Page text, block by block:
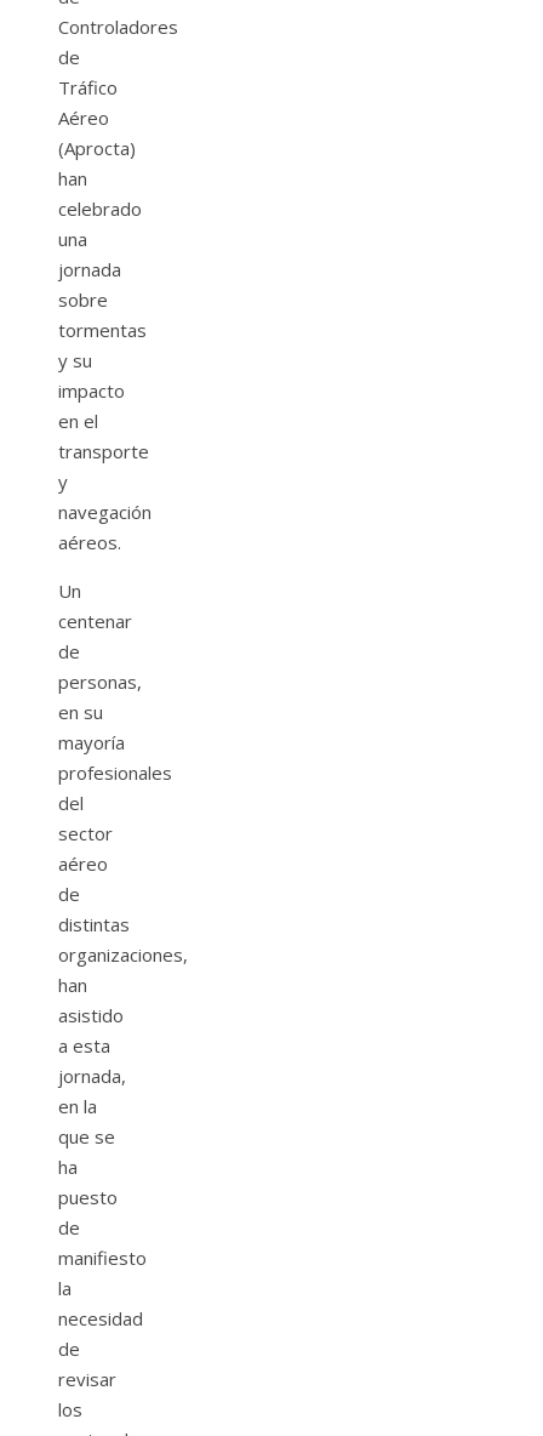
Controladores
de
Tráfico
Aéreo
(Aprocta)
han
celebrado
una
jornada
sobre
tormentas
y su
impacto
en el
transporte
y
navegación
aéreos.
Un
centenar
de
personas,
en su
mayoría
profesionales
del
sector
aéreo
de
distintas
organizaciones,
han
asistido
a esta
jornada,
en la
que se
ha
puesto
de
manifiesto
la
necesidad
de
revisar
los